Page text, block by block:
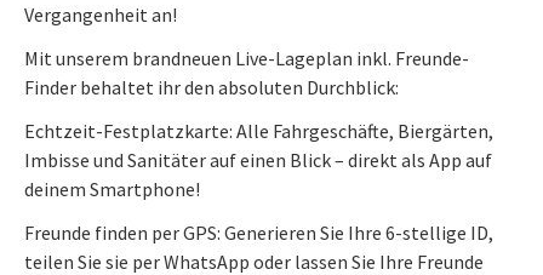
Vergangenheit an!
Mit unserem brandneuen Live-Lageplan inkl. Freunde-
Finder behaltet ihr den absoluten Durchblick:
Echtzeit-Festplatzkarte: Alle Fahrgeschäfte, Biergärten,
Imbisse und Sanitäter auf einen Blick – direkt als App auf
deinem Smartphone!
Freunde finden per GPS: Generieren Sie Ihre 6-stellige ID,
teilen Sie sie per WhatsApp oder lassen Sie Ihre Freunde